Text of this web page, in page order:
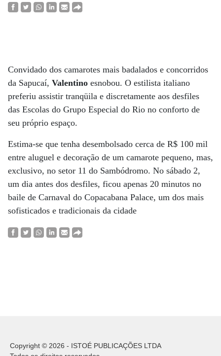
Convidado dos camarotes mais badalados e concorridos
da Sapucaí, Valentino esnobou. O estilista italiano
preferiu assistir tranqüila e discretamente aos desfiles
das Escolas do Grupo Especial do Rio no conforto de
seu próprio espaço.
Estima-se que tenha desembolsado cerca de R$ 100 mil
entre aluguel e decoração de um camarote pequeno, mas,
exclusivo, no setor 11 do Sambódromo. No sábado 2,
um dia antes dos desfiles, ficou apenas 20 minutos no
baile de Carnaval do Copacabana Palace, um dos mais
sofisticados e tradicionais da cidade
Copyright © 2026 - ISTOÉ PUBLICAÇÕES LTDA